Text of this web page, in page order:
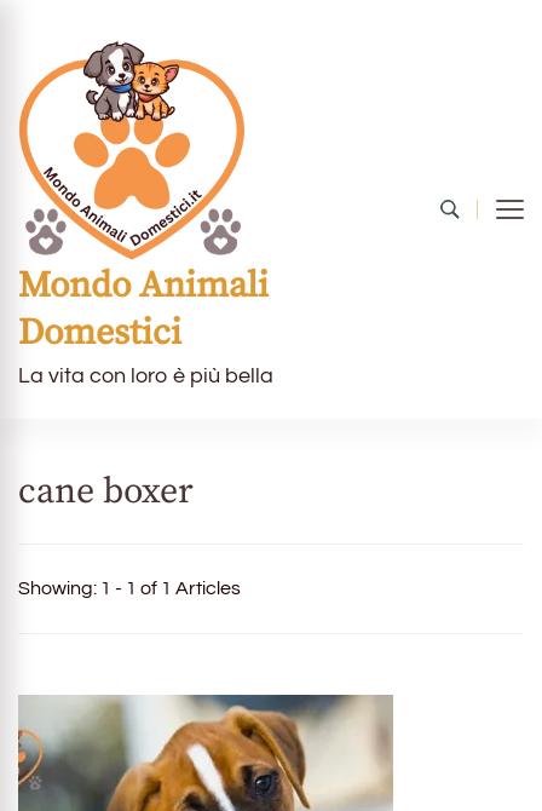
Mondo Animali
Domestici
La vita con loro è più bella
cane boxer
Showing: 1 - 1 of 1 Articles